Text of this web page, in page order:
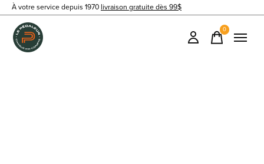
À votre service depuis 1970 livraison gratuite dès 99$
0items